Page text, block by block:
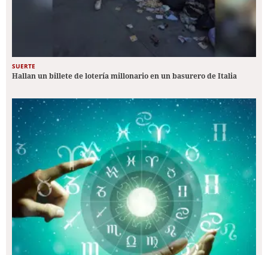
SUERTE
Hallan un billete de lotería millonario en un basurero de Italia